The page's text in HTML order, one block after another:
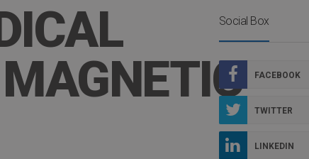
Social Box
FACEBOOK
TWITTER
LINKEDIN